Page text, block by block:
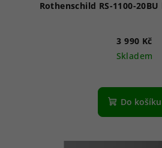
Rothenschild RS-1100-
3 990 Kč
Skladem
Do košíku